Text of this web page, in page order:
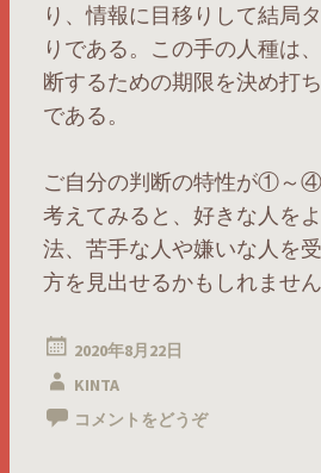
り、情報に目移りして結局
りである。この手の人種は
断するための期限を決め打
である。
ご自分の判断の特性が①～
考えてみると、好きな人を
法、苦手な人や嫌いな人を
方を見出せるかもしれません
2020年8月22日
KINTA
コメントをどうぞ